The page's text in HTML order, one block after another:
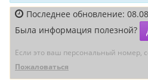
Последнее обновление:
Была информация полезной?
Если это ваш персональный номер,
Пожаловаться